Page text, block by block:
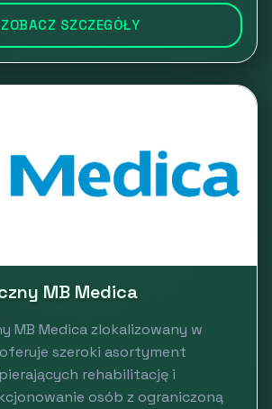
ZOBACZ SZCZEGÓŁY
MB Medica
MB Medica zlokalizowany w
szeroki asortyment
rehabilitację i
osób z ograniczoną